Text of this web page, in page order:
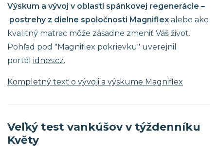
Výskum a vývoj v oblasti spánkovej regenerácie –
postrehy z dielne spoločnosti Magniflex alebo ako
kvalitný matrac môže zásadne zmeniť Váš život.
Pohľad pod "Magniflex pokrievku" uverejnil
portál idnes.cz.
Kompletný text o vývoji a výskume Magniflex
Veľký test vankúšov v týždenníku
Květy